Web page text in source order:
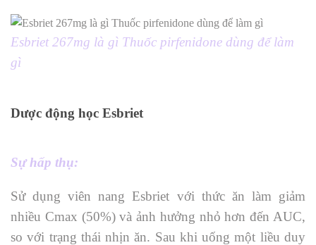
Esbriet 267mg là gì Thuốc pirfenidone dùng để làm
gì
Dược động học Esbriet
Sự hấp thụ:
Sử dụng viên nang Esbriet với thức ăn làm giảm
nhiều Cmax (50%) và ảnh hưởng nhỏ hơn đến AUC,
so với trạng thái nhịn ăn. Sau khi uống một liều duy